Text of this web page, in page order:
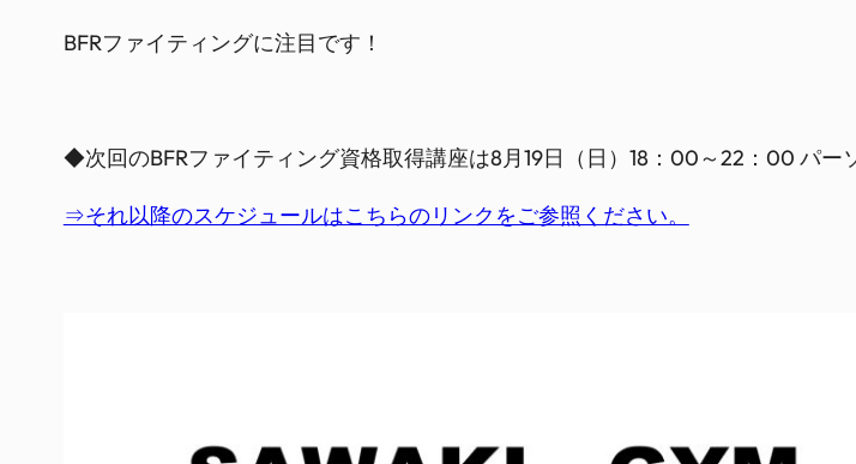
BFRファイティングに注目です！
◆次回のBFRファイティング資格取得講座は8月19日（日）18：00～22：00 パー
⇒それ以降のスケジュールはこちらのリンクをご参照ください。